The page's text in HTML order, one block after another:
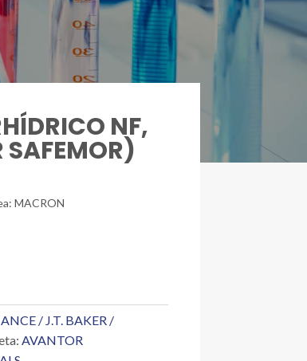
NF,
SAFEMOR)
MACRON
/ J.T. BAKER /
AVANTOR